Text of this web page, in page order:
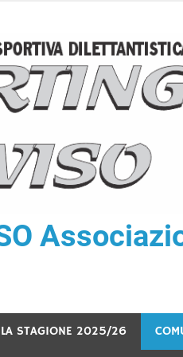
LA STAGIONE 2025/26